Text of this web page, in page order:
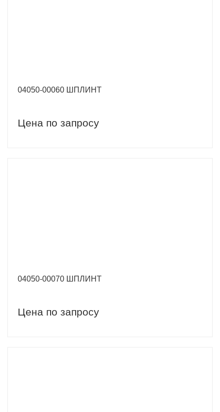
04050-00060 ШПЛИНТ
Цена по запросу
04050-00070 ШПЛИНТ
Цена по запросу